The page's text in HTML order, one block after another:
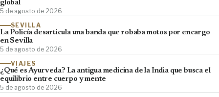
global
5 de agosto de 2026
SEVILLA
La Policía desarticula una banda que robaba motos por encargo
en Sevilla
5 de agosto de 2026
VIAJES
¿Qué es Ayurveda? La antigua medicina de la India que busca el
equilibrio entre cuerpo y mente
5 de agosto de 2026